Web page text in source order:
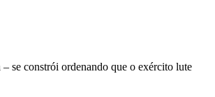
se constrói ordenando que o exército lute